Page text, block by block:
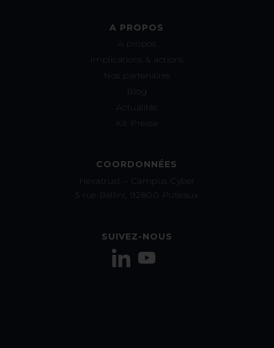
A PROPOS
A propos
Implications & actions
Nos partenaires
Blog
Actualités
Kit Presse
COORDONNÉES
Hexatrust – Campus Cyber
5 rue Bellini, 92800 Puteaux
SUIVEZ-NOUS